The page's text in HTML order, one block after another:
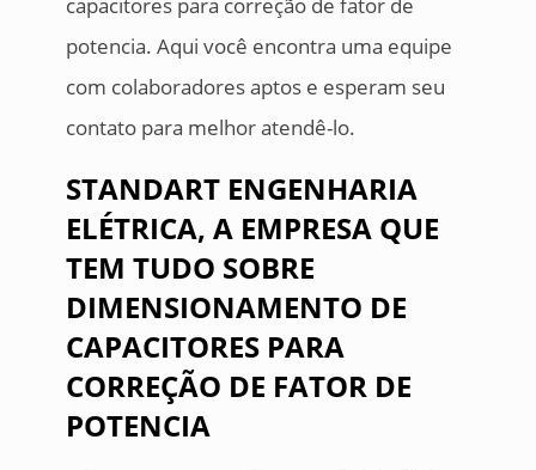
potencia. Aqui você encontra uma equipe
com colaboradores aptos e esperam seu
contato para melhor atendê-lo.
STANDART ENGENHARIA
ELÉTRICA, A EMPRESA QUE
TEM TUDO SOBRE
DIMENSIONAMENTO DE
CAPACITORES PARA
CORREÇÃO DE FATOR DE
POTENCIA